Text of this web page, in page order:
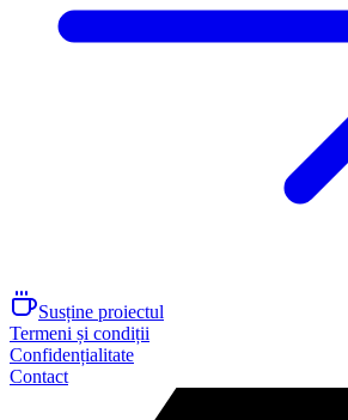
Susține proiectul
Termeni și condiții
Confidențialitate
Contact